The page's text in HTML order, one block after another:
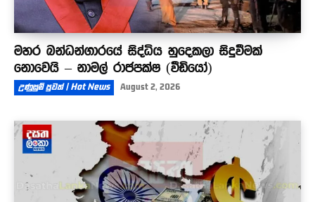
මහර බන්ධන්ගාරයේ සිද්ධිය හුදෙකලා සිදුවීමක්
නොවෙයි – නාමල් රාජපක්ෂ (වීඩියෝ)
උණුසුම් පුවත් | Hot News August 2, 2026